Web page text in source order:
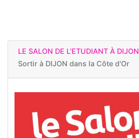
LE SALON DE L'ETUDIANT À DIJON
Sortir à DIJON dans la Côte d'Or